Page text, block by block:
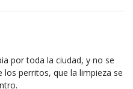
por toda la ciudad, y no se
perritos, que la limpieza se